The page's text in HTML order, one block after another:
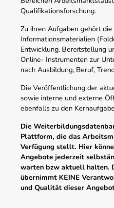
Qualifikationsforschung.
Zu ihren Aufgaben gehört
Informationsmaterialien
Entwicklung, Bereitstellung
Online- Instrumenten zur
nach Ausbildung, Beruf,
Die Veröffentlichung der
sowie interne und externe
ebenfalls zu den
Die
Plattform, die das
Verfügung stellt. Hier
Angebote jederzeit
warten bzw aktuell halten.
übernimmt KEINE
und Qualität dieser